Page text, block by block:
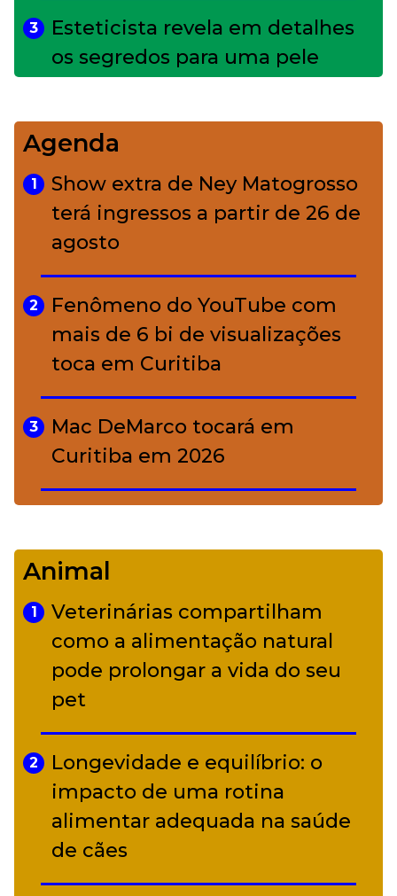
3
Esteticista revela em detalhes
os segredos para uma pele
4
Bolsas de palha e ráfia: o
charme rústico que
conquistou o luxo
A ciência por trás da skincare: a
função de cada ativo
Agenda
1
Show extra de Ney Matogrosso
terá ingressos a partir de 26 de
agosto
2
Fenômeno do YouTube com
mais de 6 bi de visualizações
toca em Curitiba
3
Mac DeMarco tocará em
Curitiba em 2026
Camerata tem repertório
diverso a partir de R$ 17
Adriana Calcanhotto retoma
alter ego infantil para show em
Curitiba
Animal
1
Veterinárias compartilham
como a alimentação natural
pode prolongar a vida do seu
pet
2
Longevidade e equilíbrio: o
impacto de uma rotina
alimentar adequada na saúde
de cães